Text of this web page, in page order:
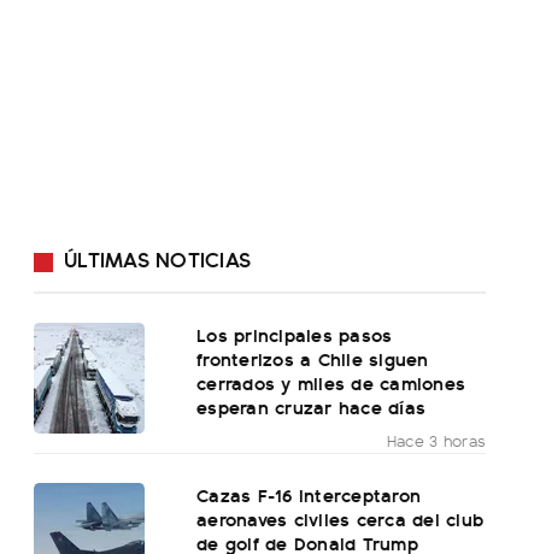
ÚLTIMAS NOTICIAS
Los principales pasos
fronterizos a Chile siguen
cerrados y miles de camiones
esperan cruzar hace días
Hace 3 horas
Cazas F-16 interceptaron
aeronaves civiles cerca del club
de golf de Donald Trump